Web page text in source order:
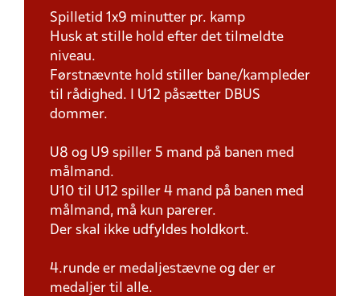
Spilletid 1x9 minutter pr. kamp
Husk at stille hold efter det tilmeldte
niveau.
Førstnævnte hold stiller bane/kampleder
til rådighed. I U12 påsætter DBUS
dommer.
U8 og U9 spiller 5 mand på banen med
målmand.
U10 til U12 spiller 4 mand på banen med
målmand, må kun parerer.
Der skal ikke udfyldes holdkort.
4.runde er medaljestævne og der er
medaljer til alle.